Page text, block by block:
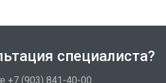
специалиста?
+7 (903) 841-40-00